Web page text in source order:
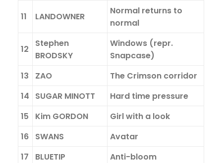
11 LANDOWNER
Normal returns to
normal
12
Stephen
BRODSKY
Windows (repr.
Snapcase)
13
ZAO
The Crimson corridor
14
SUGAR MINOTT
Hard time pressure
15
Kim GORDON
Girl with a look
16
SWANS
Avatar
17
BLUETIP Anti-bloom